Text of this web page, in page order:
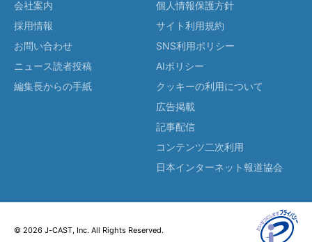
会社案内
採用情報
お問い合わせ
ニュース読者投稿
編集長からの手紙
個人情報保護方針
サイト利用規約
SNS利用ポリシー
AIポリシー
クッキーの利用について
広告掲載
記事配信
コンテンツ二次利用
日本インターネット報道協会
© 2026 J-CAST, Inc. All Rights Reserved.